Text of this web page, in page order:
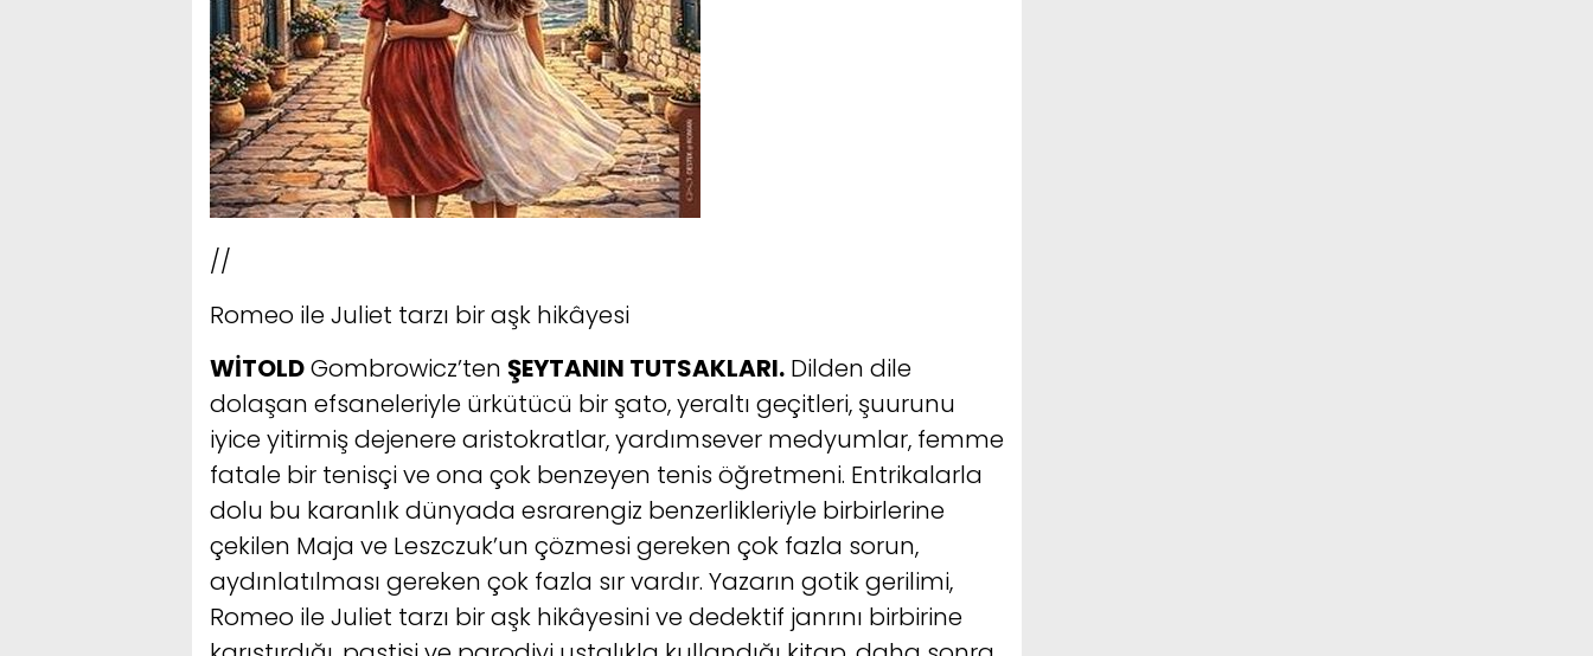
//
Romeo ile Juliet tarzı bir aşk hikâyesi
WİTOLDGombrowicz’ten ŞEYTANIN TUTSAKLARI. Dilden dile
dolaşan efsaneleriyle ürkütücü bir şato, yeraltı geçitleri, şuurunu
iyice yitirmiş dejenere aristokratlar, yardımsever medyumlar, femme
fatale bir tenisçi ve ona çok benzeyen tenis öğretmeni. Entrikalarla
dolu bu karanlık dünyada esrarengiz benzerlikleriyle birbirlerine
çekilen Maja ve Leszczuk’un çözmesi gereken çok fazla sorun,
aydınlatılması gereken çok fazla sır vardır. Yazarın gotik gerilimi,
Romeo ile Juliet tarzı bir aşk hikâyesini ve dedektif janrını birbirine